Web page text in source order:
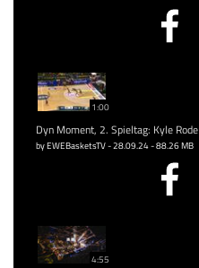
1:00
Dyn Moment, 2. Spieltag: Kyle Rode
by EWEBasketsTV - 28.09.24 - 88.26 MB
4:55